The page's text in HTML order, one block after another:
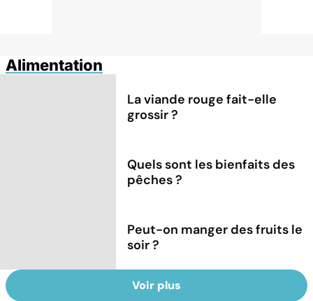
Alimentation
La viande rouge fait-elle
grossir ?
Quels sont les bienfaits des
pêches ?
Peut-on manger des fruits le
soir ?
Voir plus